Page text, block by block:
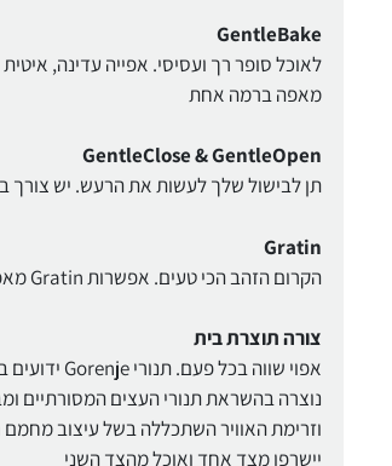
GentleBake
לאוכל סופר רך ועסיסי. אפייה עדינה,
מאפה ברמה אחת
GentleClose & GentleOpen
תן לבישול שלך לעשות את הרעש. יש צורך
Gratin
הקרום הזהב הכי טעים. אפשרות Gratin מאפשרת ליצור את הקרום החום הזהוב בצורה מושלמת על לזניות, בשר, תפוחי אדמה ומנות אחרות
צורה תוצרת בית
וזרימת האוויר השתכללה בשל עיצוב
יישרפו מצד אחד ואוכל מהצד השני